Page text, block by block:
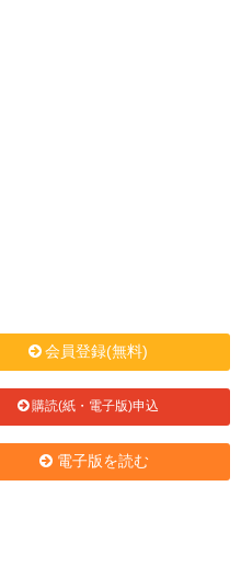
会員登録(無料)
購読(紙・電子版)申込
電子版を読む